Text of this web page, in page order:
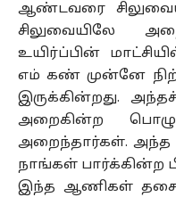
ஆண்டவரை
சிலுவையிலே
உயிர்ப்பின்
எம் கண் முன்னே
இருக்கின்றது.
அறைகின்ற
அறைந்தார்கள்.
நாங்கள் பார்க்கின்ற
இந்த ஆணிகள்